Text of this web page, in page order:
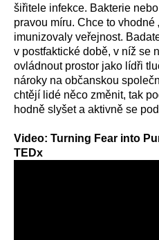
šiřitele infekce. Bakterie
pravou míru. Chce to vhodné
imunizovaly veřejnost.
v postfaktické době, v níž se
ovládnout prostor jako lídři
nároky na občanskou
chtějí lidé něco změnit, tak
hodně slyšet a aktivně se
Video: Turning Fear into
TEDx